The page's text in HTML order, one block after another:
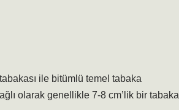
ile bitümlü temel tabaka
olarak genellikle 7-8 cm’lik bir tabaka